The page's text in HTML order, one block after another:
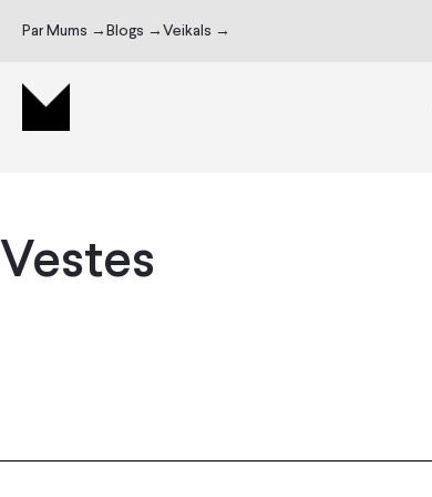
Par Mums → Blogs → Veikals →
Vestes